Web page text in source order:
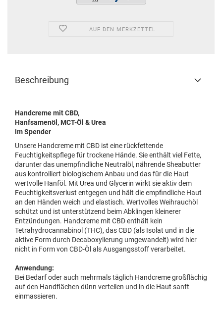
AUF DEN MERKZETTEL
Beschreibung
Handcreme mit CBD,
Hanfsamenöl, MCT-Öl & Urea
im Spender
Unsere Handcreme mit CBD ist eine rückfettende
Feuchtigkeitspflege für trockene Hände. Sie enthält viel Fette,
darunter das unempfindliche Neutralöl, nährende Sheabutter
aus kontrolliert biologischem Anbau und das für die Haut
wertvolle Hanföl. Mit Urea und Glycerin wirkt sie aktiv dem
Feuchtigkeitsverlust entgegen und hält die empfindliche Haut
an den Händen weich und elastisch. Wertvolles Weihrauchöl
schützt und ist unterstützend beim Abklingen kleinerer
Entzündungen. Handcreme mit CBD enthält kein
Tetrahydrocannabinol (THC), das CBD (als Isolat und in die
aktive Form durch Decaboxylierung umgewandelt) wird hier
nicht in Form von CBD-Öl als Ausgangsstoff verarbeitet.
Anwendung:
Bei Bedarf oder auch mehrmals täglich Handcreme großflächig
auf den Handflächen dünn verteilen und in die Haut sanft
einmassieren.